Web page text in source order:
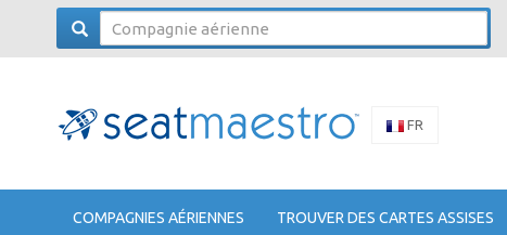
FR
COMPAGNIES AÉRIENNES TROUVER DES CARTES ASSISES